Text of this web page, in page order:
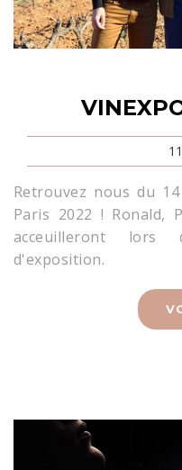
Retrouvez nous du
Paris 2022 ! Ronald,
acceuilleront lors
d'exposition.